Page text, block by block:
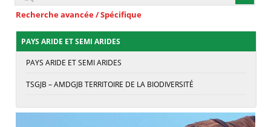
Recherche avancée / Spécifique
PAYS ARIDE ET SEMI ARIDES
PAYS ARIDE ET SEMI ARIDES
TSGJB – AMDGJB TERRITOIRE DE LA BIODIVERSITÉ